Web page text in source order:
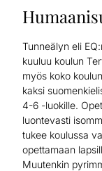
Tunneälyn eli
kuuluu koulun
myös koko
kaksi
4-6 -luokille.
luontevasti
tukee koulussa
opettamaan
Muutenkin